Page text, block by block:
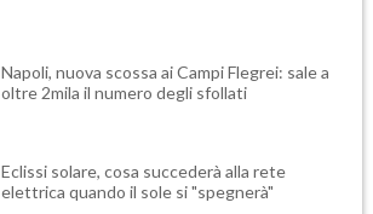
Napoli, nuova scossa ai Campi Flegrei: sale a
oltre 2mila il numero degli sfollati
Eclissi solare, cosa succederà alla rete
elettrica quando il sole si "spegnerà"